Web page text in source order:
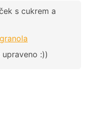
s cukrem a
:))